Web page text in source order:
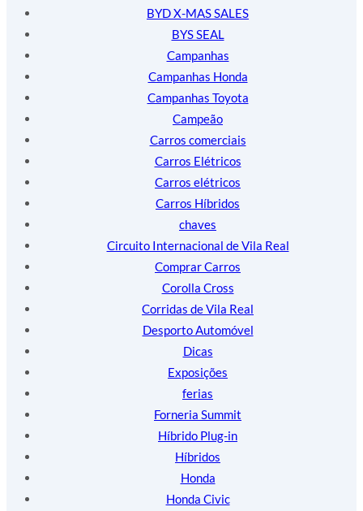
BYD X-MAS SALES
BYS SEAL
Campanhas
Campanhas Honda
Campanhas Toyota
Campeão
Carros comerciais
Carros Elétricos
Carros elétricos
Carros Híbridos
chaves
Circuito Internacional de Vila Real
Comprar Carros
Corolla Cross
Corridas de Vila Real
Desporto Automóvel
Dicas
Exposições
ferias
Forneria Summit
Híbrido Plug-in
Híbridos
Honda
Honda Civic